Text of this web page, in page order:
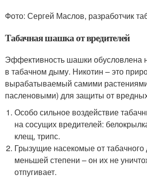
Фото: Сергей Маслов, разработчик
Табачная шашка от вредителей
Эффективность шашки обусловлена
в табачном дыму. Никотин – это
вырабатываемый самими
пасленовыми) для защиты от
Особо сильное воздействие
на сосущих вредителей:
клещ, трипс.
Грызущие насекомые от
меньшей степени – он их не
отпугивает.